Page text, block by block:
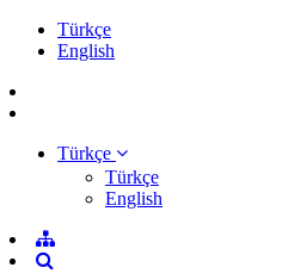
Türkçe
English
Türkçe
Türkçe
English